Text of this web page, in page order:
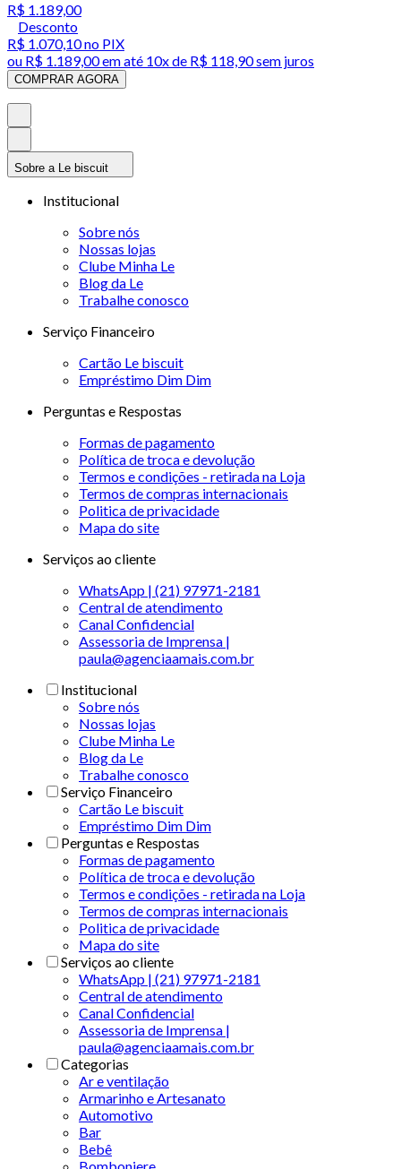
R$ 1.189,00
Desconto
R$ 1.070,10no PIX
ou R$ 1.189,00em até 10x de R$ 118,90 sem juros
COMPRAR AGORA
Sobre a Le biscuit
Institucional
Sobre nós
Nossas lojas
Clube Minha Le
Blog da Le
Trabalhe conosco
Serviço Financeiro
Cartão Le biscuit
Empréstimo Dim Dim
Perguntas e Respostas
Formas de pagamento
Política de troca e devolução
Termos e condições - retirada na Loja
Termos de compras internacionais
Politica de privacidade
Mapa do site
Serviços ao cliente
WhatsApp | (21) 97971-2181
Central de atendimento
Canal Confidencial
Assessoria de Imprensa |
paula@agenciaamais.com.br
Institucional
Sobre nós
Nossas lojas
Clube Minha Le
Blog da Le
Trabalhe conosco
Serviço Financeiro
Cartão Le biscuit
Empréstimo Dim Dim
Perguntas e Respostas
Formas de pagamento
Política de troca e devolução
Termos e condições - retirada na Loja
Termos de compras internacionais
Politica de privacidade
Mapa do site
Serviços ao cliente
WhatsApp | (21) 97971-2181
Central de atendimento
Canal Confidencial
Assessoria de Imprensa |
paula@agenciaamais.com.br
Categorias
Ar e ventilação
Armarinho e Artesanato
Automotivo
Bar
Bebê